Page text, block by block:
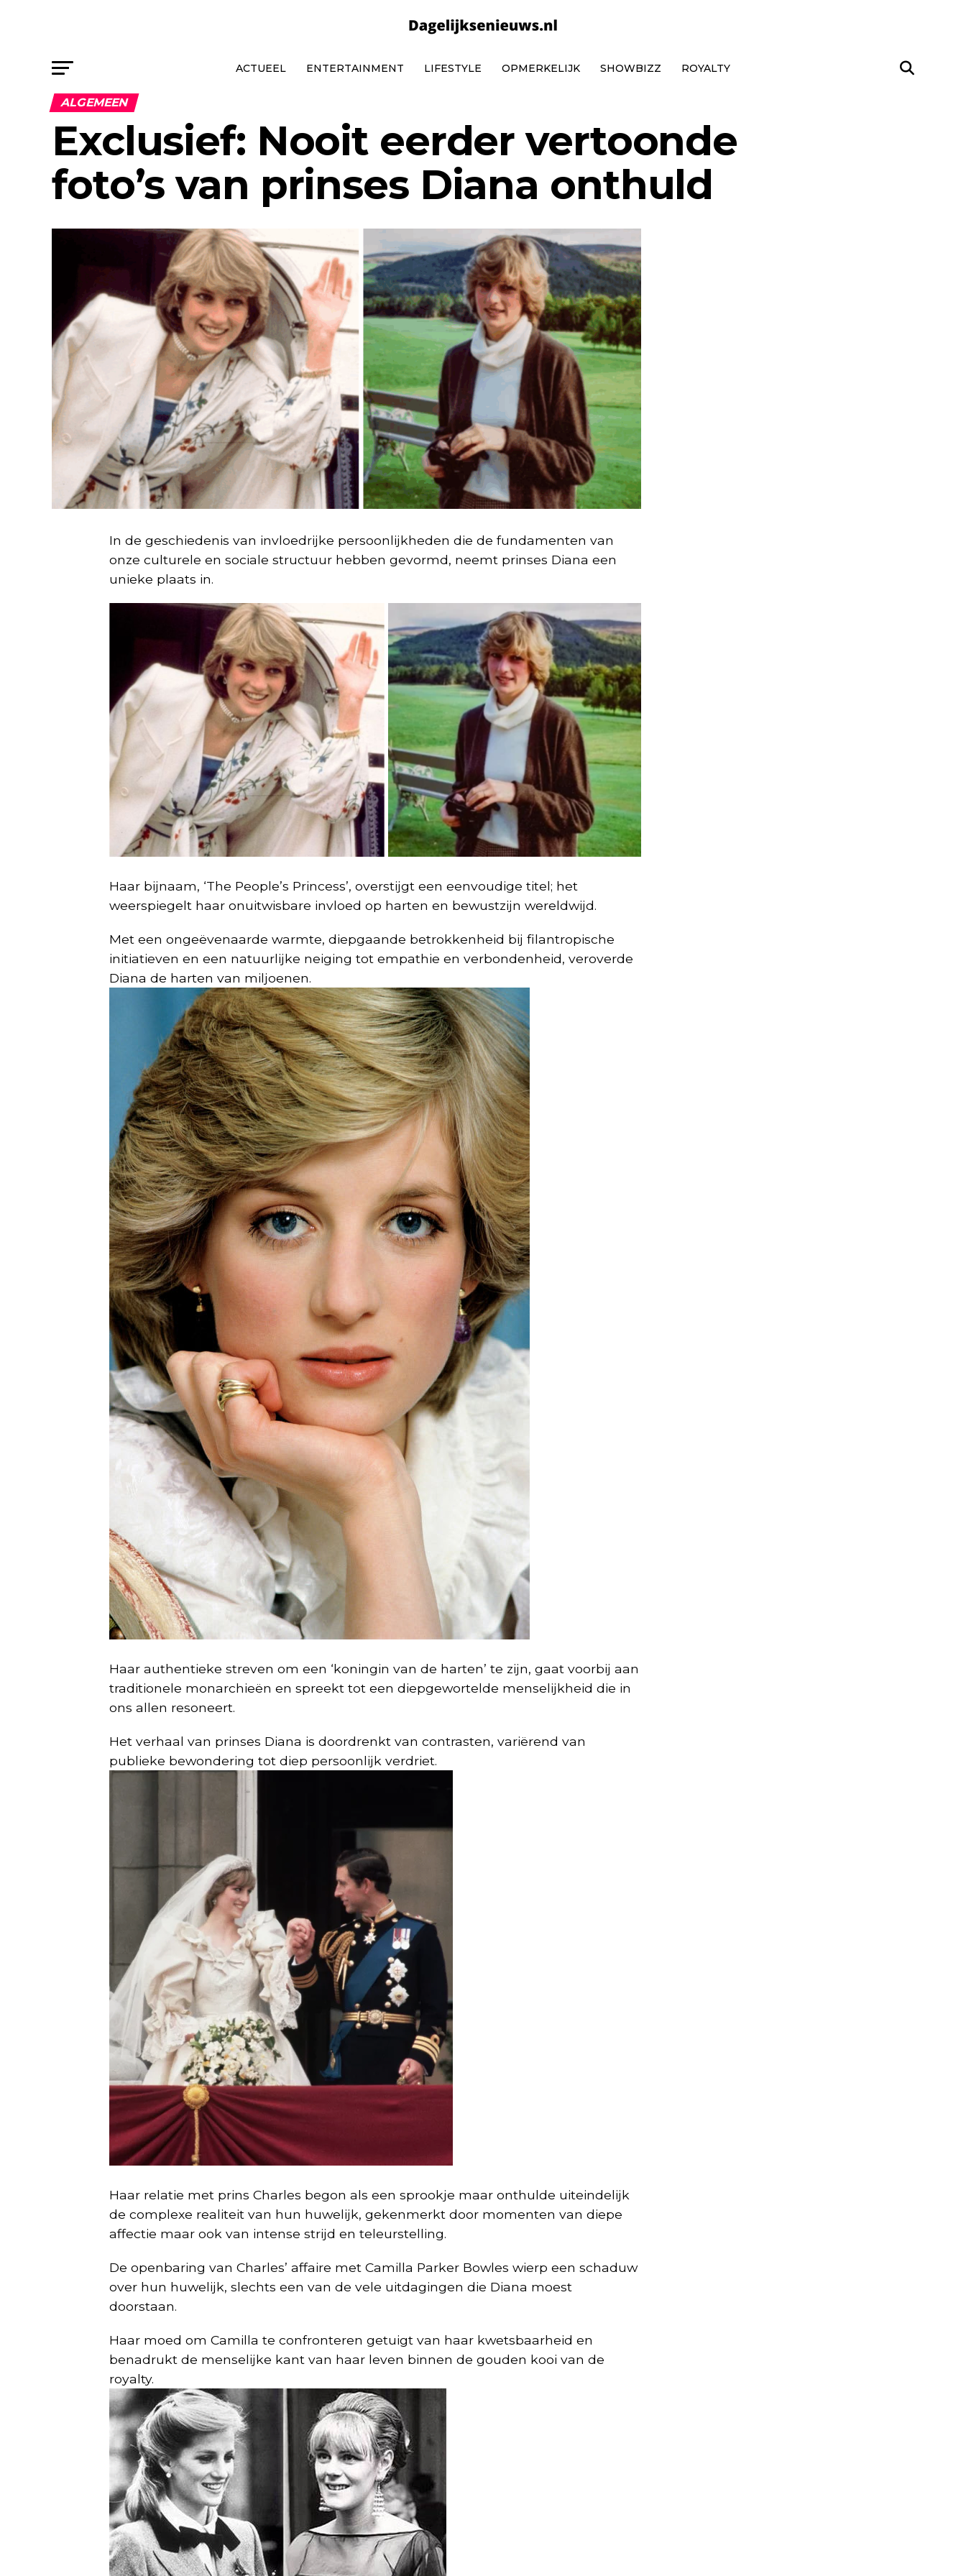
ACTUEEL ENTERTAINMENT LIFESTYLE OPMERKELIJK SHOWBIZZ ROYALTY
ALGEMEEN
Exclusief: Nooit eerder vertoonde
foto’s van prinses Diana onthuld
In de geschiedenis van invloedrijke persoonlijkheden die de fundamenten van
onze culturele en sociale structuur hebben gevormd, neemt prinses Diana een
unieke plaats in.
Haar bijnaam, ‘The People’s Princess’, overstijgt een eenvoudige titel; het
weerspiegelt haar onuitwisbare invloed op harten en bewustzijn wereldwijd.
Met een ongeëvenaarde warmte, diepgaande betrokkenheid bij filantropische
initiatieven en een natuurlijke neiging tot empathie en verbondenheid, veroverde
Diana de harten van miljoenen.
Haar authentieke streven om een ‘koningin van de harten’ te zijn, gaat voorbij aan
traditionele monarchieën en spreekt tot een diepgewortelde menselijkheid die in
ons allen resoneert.
Het verhaal van prinses Diana is doordrenkt van contrasten, variërend van
publieke bewondering tot diep persoonlijk verdriet.
Haar relatie met prins Charles begon als een sprookje maar onthulde uiteindelijk
de complexe realiteit van hun huwelijk, gekenmerkt door momenten van diepe
affectie maar ook van intense strijd en teleurstelling.
De openbaring van Charles’ affaire met Camilla Parker Bowles wierp een schaduw
over hun huwelijk, slechts een van de vele uitdagingen die Diana moest
doorstaan.
Haar moed om Camilla te confronteren getuigt van haar kwetsbaarheid en
benadrukt de menselijke kant van haar leven binnen de gouden kooi van de
royalty.